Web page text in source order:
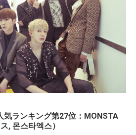
気ランキング第27位：MONSTA
, 몬스타엑스）